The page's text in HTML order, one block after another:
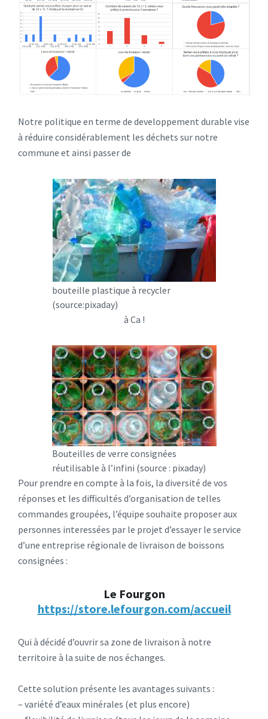
Notre politique en terme de developpement durable vise
à réduire considérablement les déchets sur notre
commune et ainsi passer de
bouteille plastique à recycler
(source:pixaday)
à Ca !
Bouteilles de verre consignées
réutilisable à l’infini (source : pixaday)
Pour prendre en compte à la fois, la diversité de vos
réponses et les difficultés d’organisation de telles
commandes groupées, l’équipe souhaite proposer aux
personnes interessées par le projet d’essayer le service
d’une entreprise régionale de livraison de boissons
consignées :
Le Fourgon
https://store.lefourgon.com/accueil
Qui à décidé d’ouvrir sa zone de livraison à notre
territoire à la suite de nos échanges.
Cette solution présente les avantages suivants :
– variété d’eaux minérales (et plus encore)